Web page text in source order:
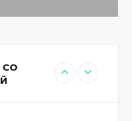
СО
Кожа натуральная
цвет Хаки
9 990